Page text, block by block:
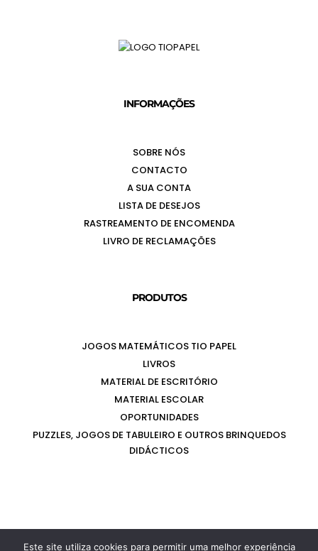
INFORMAÇÕES
SOBRE NÓS
CONTACTO
A SUA CONTA
LISTA DE DESEJOS
RASTREAMENTO DE ENCOMENDA
LIVRO DE RECLAMAÇÕES
PRODUTOS
JOGOS MATEMÁTICOS TIO PAPEL
LIVROS
MATERIAL DE ESCRITÓRIO
MATERIAL ESCOLAR
OPORTUNIDADES
PUZZLES, JOGOS DE TABULEIRO E OUTROS BRINQUEDOS
DIDÁCTICOS
TIOPAPEL©2026 - INSTALLED BYLI-NÓ DESIGN
Este site utiliza cookies para permitir uma melhor experiência